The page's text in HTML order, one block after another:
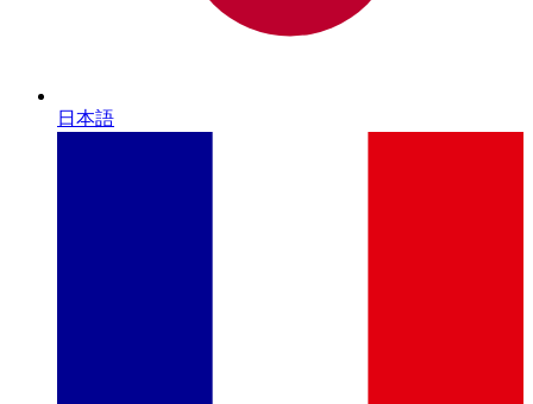
日本語